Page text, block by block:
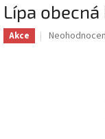
Lípa
Akce
Průměrné